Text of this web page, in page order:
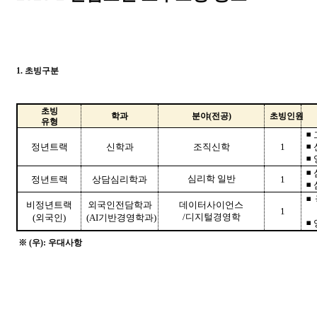
1. 초빙구분
초빙
유형
학과 분야(전공) 초빙인원
정년트랙 신학과 조직신학 1
◾
◾
◾
정년트랙
상담심리학과 심리학 일반 1
◾
◾
비정년트랙
(외국인)
외국인전담학과
(AI기반경영학과)
데이터사이언스
/디지털경영학
1
◾
◾
※(우): 우대사항